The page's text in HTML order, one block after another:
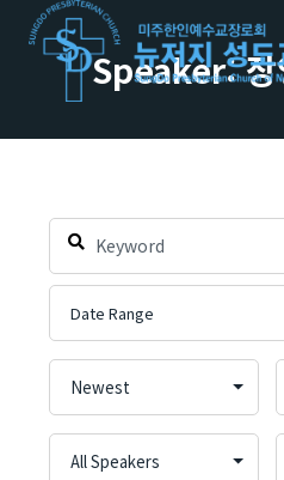
Skip
Speaker: 장